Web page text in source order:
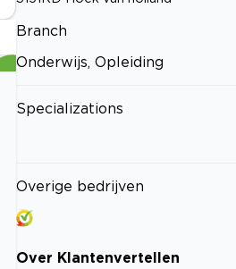
Branch
Onderwijs, Opleiding
Specializations
Overige bedrijven
Over Klantenvertellen